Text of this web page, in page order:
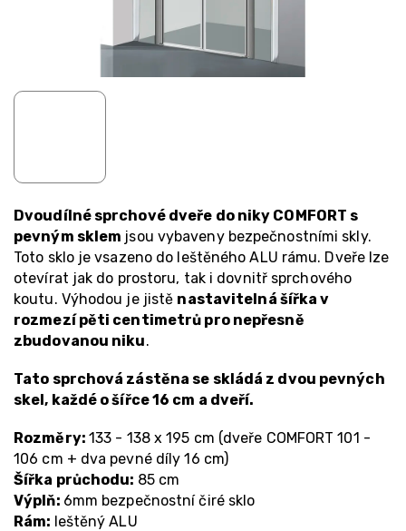
Dvoudílné sprchové dveře do niky COMFORT s
pevným sklem jsou vybaveny bezpečnostními skly.
Toto sklo je vsazeno do leštěného ALU rámu. Dveře lze
otevírat jak do prostoru, tak i dovnitř sprchového
koutu. Výhodou je jistě nastavitelná šířka v
rozmezí pěti centimetrů pro nepřesně
zbudovanou niku.
Tato sprchová zástěna se skládá z dvou pevných
skel, každé o šířce 16 cm a dveří.
Rozměry: 133 - 138 x 195 cm (dveře COMFORT 101 -
106 cm + dva pevné díly 16 cm)
Šířka průchodu: 85 cm
Výplň: 6mm bezpečnostní čiré sklo
Rám: leštěný ALU